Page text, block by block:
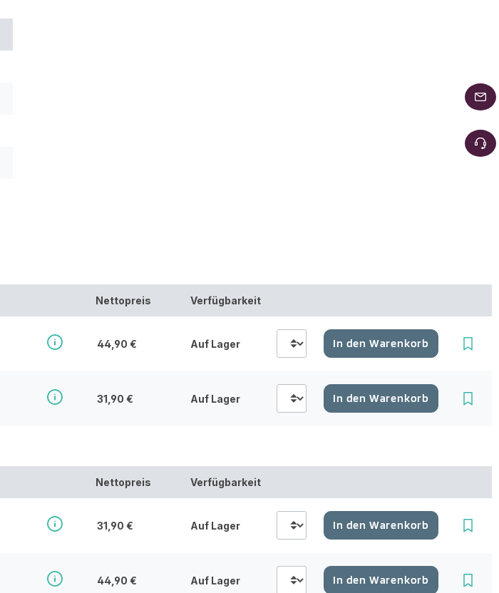
Nettopreis Verfügbarkeit
44,90 € Auf Lager In den Warenkorb
31,90 € Auf Lager In den Warenkorb
Nettopreis Verfügbarkeit
31,90 € Auf Lager In den Warenkorb
44,90 € Auf Lager In den Warenkorb